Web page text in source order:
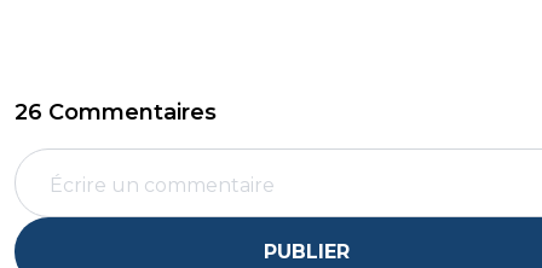
26 Commentaires
PUBLIER